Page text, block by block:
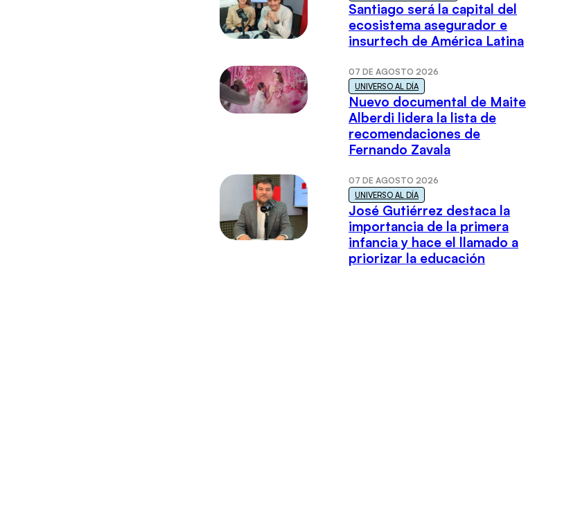
Santiago será la capital del
ecosistema asegurador e
insurtech de América Latina
07 DE AGOSTO 2026
UNIVERSO AL DÍA
Nuevo documental de Maite
Alberdi lidera la lista de
recomendaciones de
Fernando Zavala
07 DE AGOSTO 2026
UNIVERSO AL DÍA
José Gutiérrez destaca la
importancia de la primera
infancia y hace el llamado a
priorizar la educación